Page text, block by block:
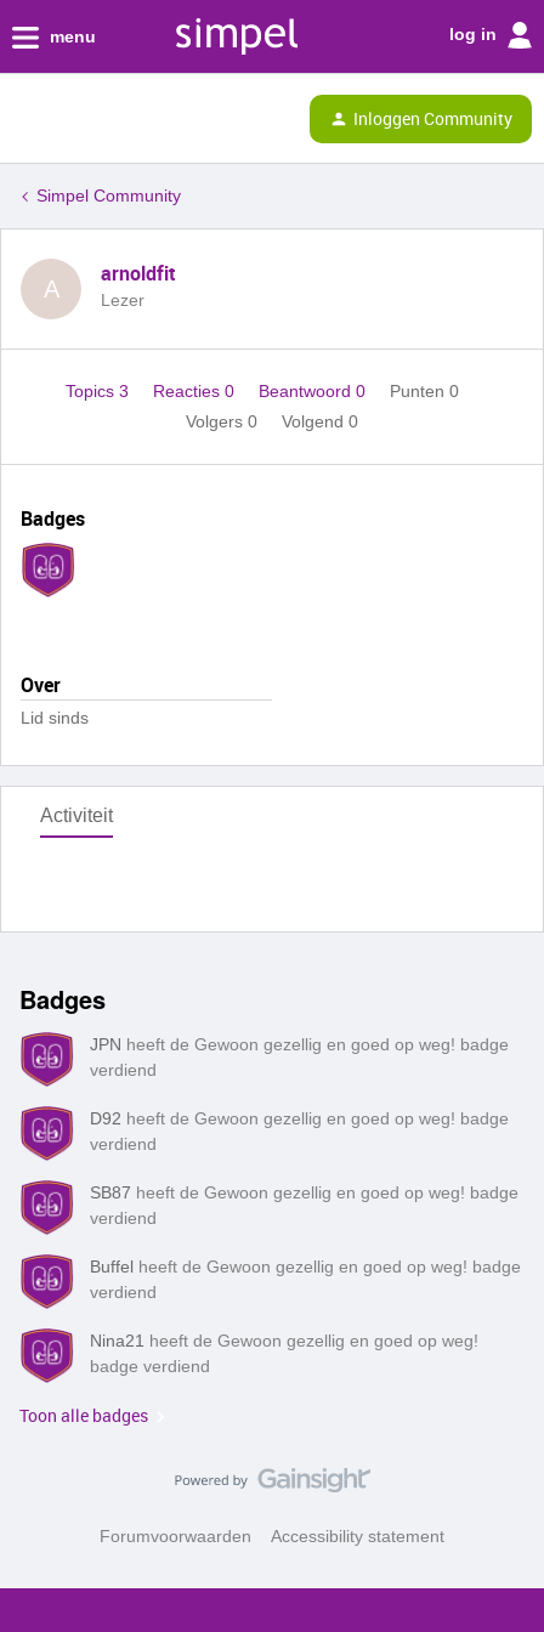
menu log in
Inloggen Community
Simpel Community
A
arnoldfit
Lezer
Topics 3 Reacties 0 Beantwoord 0
Punten 0
Volgers 0 Volgend 0
Badges
Over
Lid sinds
Activiteit
Badges
JPN heeft de Gewoon gezellig en goed op weg! badge
verdiend
D92 heeft de Gewoon gezellig en goed op weg! badge
verdiend
SB87 heeft de Gewoon gezellig en goed op weg! badge
verdiend
Buffel heeft de Gewoon gezellig en goed op weg! badge
verdiend
Nina21 heeft de Gewoon gezellig en goed op weg!
badge verdiend
Toon alle badges
Forumvoorwaarden Accessibility statement